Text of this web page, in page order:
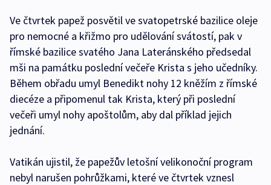
Ve čtvrtek papež posvětil ve svatopetrské bazilice oleje
pro nemocné a křižmo pro udělování svátostí, pak v
římské bazilice svatého Jana Lateránského předsedal
mši na památku poslední večeře Krista s jeho učedníky.
Během obřadu umyl Benedikt nohy 12 kněžím z římské
diecéze a připomenul tak Krista, který při poslední
večeři umyl nohy apoštolům, aby dal příklad jejich
jednání.
Vatikán ujistil, že papežův letošní velikonoční program
nebyl narušen pohrůžkami, které ve čtvrtek vznesl